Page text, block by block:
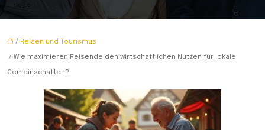
/ Reisen und Tourismus
/ Wie maximieren Reisende den wirtschaftlichen Nutzen für lokale
Gemeinschaften?